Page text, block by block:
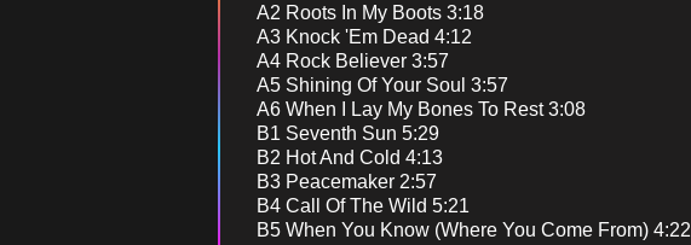
A2 Roots In My Boots 3:18
A3 Knock 'Em Dead 4:12
A4 Rock Believer 3:57
A5 Shining Of Your Soul 3:57
A6 When I Lay My Bones To Rest 3:08
B1 Seventh Sun 5:29
B2 Hot And Cold 4:13
B3 Peacemaker 2:57
B4 Call Of The Wild 5:21
B5 When You Know (Where You Come From) 4:22